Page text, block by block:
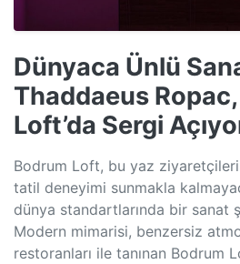
Dünyaca Ünlü
Thaddaeus
Loft’da Sergi
Bodrum Loft, bu yaz
tatil deneyimi sunmakla
dünya standartlarında bir sanat
Modern mimarisi, benzersiz
restoranları ile tanınan Bodrum